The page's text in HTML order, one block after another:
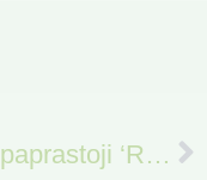
Eglė paprastoji ‘Remontii’